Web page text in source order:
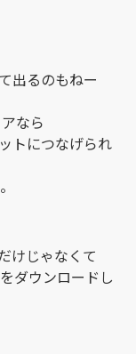
出るのもねー
なら
トにつなげられ
けじゃなくて
ダウンロードし